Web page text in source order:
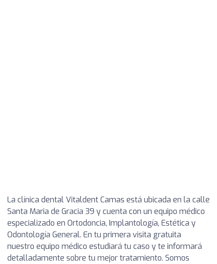
La clínica dental Vitaldent Camas está ubicada en la calle
Santa Maria de Gracia 39 y cuenta con un equipo médico
especializado en Ortodoncia, Implantología, Estética y
Odontología General. En tu primera visita gratuita
nuestro equipo médico estudiará tu caso y te informará
detalladamente sobre tu mejor tratamiento. Somos